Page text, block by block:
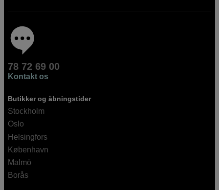
78 72 69 00
Kontakt os
Butikker og åbningstider
Stockholm
Oslo
Helsingfors
København
Malmö
Borås